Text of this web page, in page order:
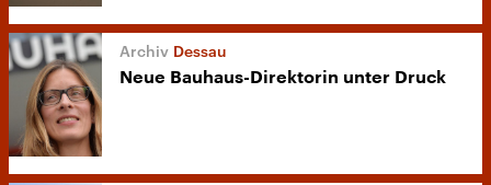
Dessau
Neue Bauhaus-Direktorin unter Druck